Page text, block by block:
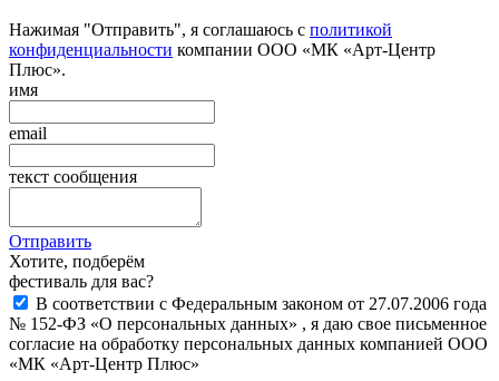
Нажимая "Отправить", я соглашаюсь с политикой
конфиденциальности компании ООО «МК «Арт-Центр
Плюс».
имя
email
текст сообщения
Отправить
Хотите, подберём
фестиваль для вас?
В соответствии с Федеральным законом от 27.07.2006 года
№ 152-ФЗ «О персональных данных» , я даю свое письменное
согласие на обработку персональных данных компанией ООО
«МК «Арт-Центр Плюс»